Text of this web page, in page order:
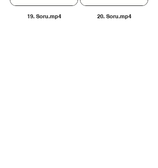
19. Soru.mp4 20. Soru.mp4